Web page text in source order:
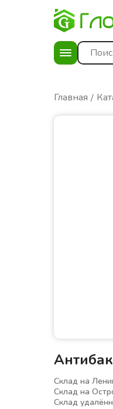
Главная
Склад на
Склад на
Склад